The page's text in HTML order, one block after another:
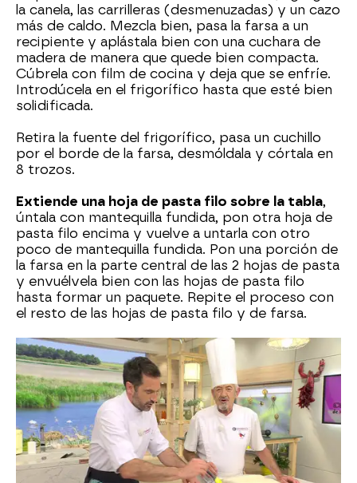
la canela, las carrilleras (desmenuzadas) y un cazo
más de caldo. Mezcla bien, pasa la farsa a un
recipiente y aplástala bien con una cuchara de
madera de manera que quede bien compacta.
Cúbrela con film de cocina y deja que se enfríe.
Introdúcela en el frigorífico hasta que esté bien
solidificada.
Retira la fuente del frigorífico, pasa un cuchillo
por el borde de la farsa, desmóldala y córtala en
8 trozos.
Extiende una hoja de pasta filo sobre la tabla,
úntala con mantequilla fundida, pon otra hoja de
pasta filo encima y vuelve a untarla con otro
poco de mantequilla fundida. Pon una porción de
la farsa en la parte central de las 2 hojas de pasta
y envuélvela bien con las hojas de pasta filo
hasta formar un paquete. Repite el proceso con
el resto de las hojas de pasta filo y de farsa.